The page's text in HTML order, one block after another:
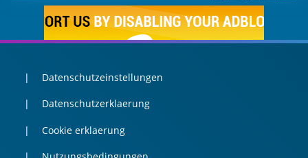
Datenschutzeinstellungen
Datenschutzerklaerung
Cookie erklaerung